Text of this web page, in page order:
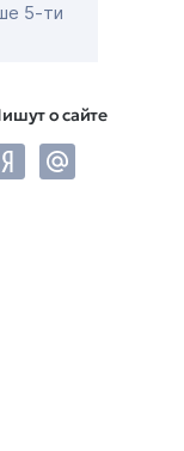
5-ти
о сайте